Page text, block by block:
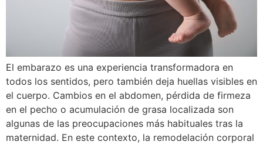
El embarazo es una experiencia transformadora en
todos los sentidos, pero también deja huellas visibles en
el cuerpo. Cambios en el abdomen, pérdida de firmeza
en el pecho o acumulación de grasa localizada son
algunas de las preocupaciones más habituales tras la
maternidad. En este contexto, la remodelación corporal